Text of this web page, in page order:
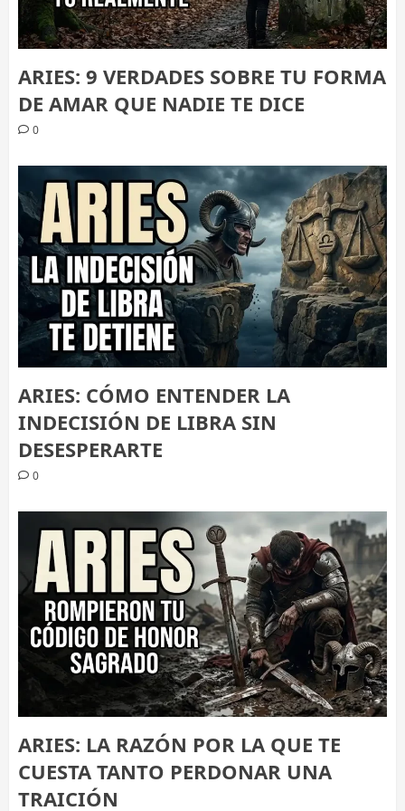
ARIES: 9 VERDADES SOBRE TU FORMA
DE AMAR QUE NADIE TE DICE
0
ARIES: CÓMO ENTENDER LA
INDECISIÓN DE LIBRA SIN
DESESPERARTE
0
ARIES: LA RAZÓN POR LA QUE TE
CUESTA TANTO PERDONAR UNA
TRAICIÓN